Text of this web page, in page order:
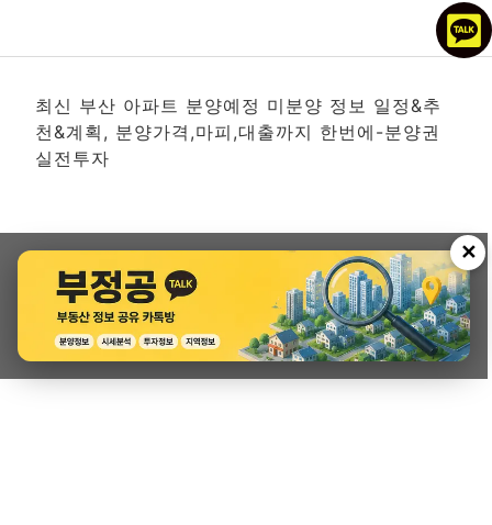
최신 부산 아파트 분양예정 미분양 정보 일정&추
천&계획, 분양가격,마피,대출까지 한번에-분양권
실전투자
✕